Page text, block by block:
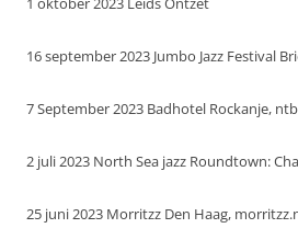
16 september 2023 Jumbo Jazz Festival
7 September 2023 Badhotel Rockanje, ntb
2 juli 2023 North Sea jazz Roundtown:
25 juni 2023 Morritzz Den Haag,